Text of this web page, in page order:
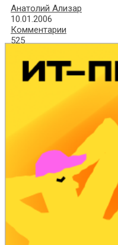
Анатолий Ализар
10.01.2006
Комментарии
525